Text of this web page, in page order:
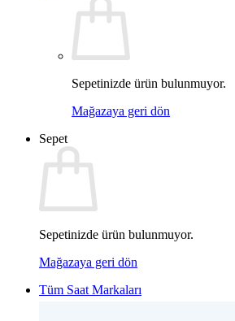
Sepetinizde ürün bulunmuyor.
Mağazaya geri dön
Sepet
Sepetinizde ürün bulunmuyor.
Mağazaya geri dön
Tüm Saat Markaları